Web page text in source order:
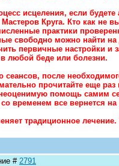
исцеления, если
Круга. Кто как не
практики
свободно можно найти
первичные настройки и
любой беде или болезни.
сеансов, после
прочитайте еще раз
неоценимую помощь самим
временем все вернется на
традиционное
# 2791